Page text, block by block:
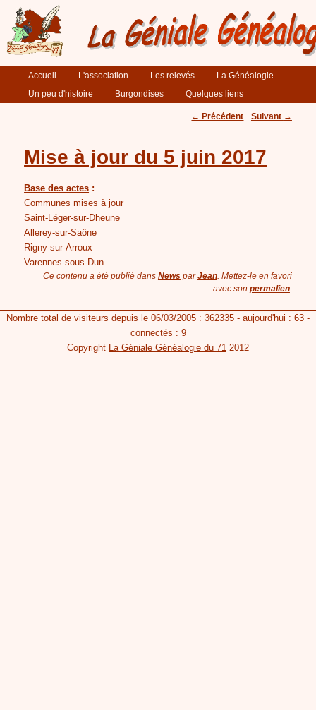
Menu principalAller au contenu principal
Aller au contenu secondaire
Accueil L'association Les relevés
La Généalogie
Un peu d'histoire
Burgondises Quelques liens
← Précédent Suivant →
Mise à jour du 5 juin 2017
Base des actes :
Communes mises à jour
Saint-Léger-sur-Dheune
Allerey-sur-Saône
Rigny-sur-Arroux
Varennes-sous-Dun
Ce contenu a été publié dans NewsparJean. Mettez-le en favori
avec son permalien.
Nombre total de visiteurs depuis le 06/03/2005 : 362335 - aujourd'hui : 63 -
connectés : 9
Copyright La Géniale Généalogie du 71 2012